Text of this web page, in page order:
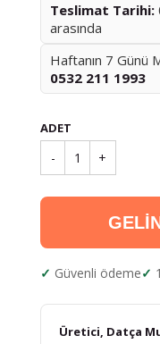
Teslimat Tarihi:
arasında
Haftanın 7 Günü
0532 211 1993
ADET
- 1 +
Güvenli ödeme
Üretici, Datça